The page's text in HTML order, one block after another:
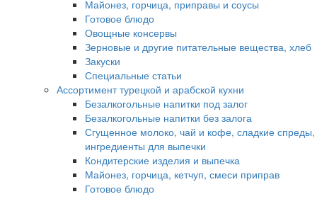
Майонез, горчица, приправы и соусы
Готовое блюдо
Овощные консервы
Зерновые и другие питательные вещества, хлеб
Закуски
Специальные статьи
Ассортимент турецкой и арабской кухни
Безалкогольные напитки под залог
Безалкогольные напитки без залога
Сгущенное молоко, чай и кофе, сладкие спреды,
ингредиенты для выпечки
Кондитерские изделия и выпечка
Майонез, горчица, кетчуп, смеси приправ
Готовое блюдо